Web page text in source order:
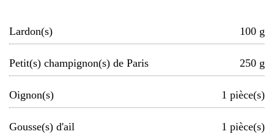
Lardon(s) 100 g
Petit(s) champignon(s) de Paris 250 g
Oignon(s) 1 pièce(s)
Gousse(s) d'ail 1 pièce(s)